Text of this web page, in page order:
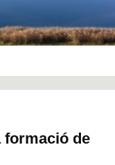
formació de